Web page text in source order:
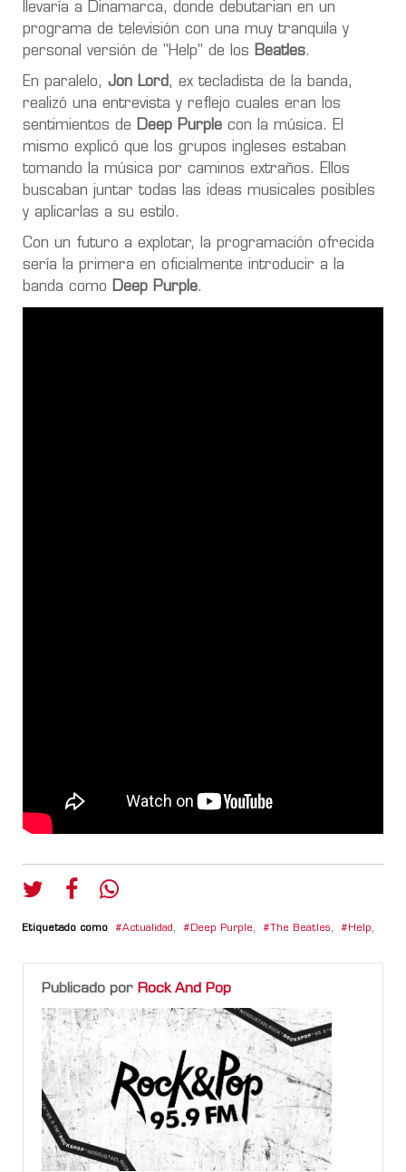
llevaría a Dinamarca, donde debutarian en un
programa de televisión con una muy tranquila y
personal versión de "Help" de los Beatles.
En paralelo, Jon Lord, ex tecladista de la banda,
realizó una entrevista y reflejo cuales eran los
sentimientos de Deep Purple con la música. El
mismo explicó que los grupos ingleses estaban
tomando la música por caminos extraños. Ellos
buscaban juntar todas las ideas musicales posibles
y aplicarlas a su estilo.
Con un futuro a explotar, la programación ofrecida
sería la primera en oficialmente introducir a la
banda como Deep Purple.
Etiquetado como Actualidad , Deep Purple, The Beatles, Help,
Publicado por Rock And Pop